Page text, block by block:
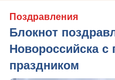
Поздравления
Блокнот
Новороссийска
праздником